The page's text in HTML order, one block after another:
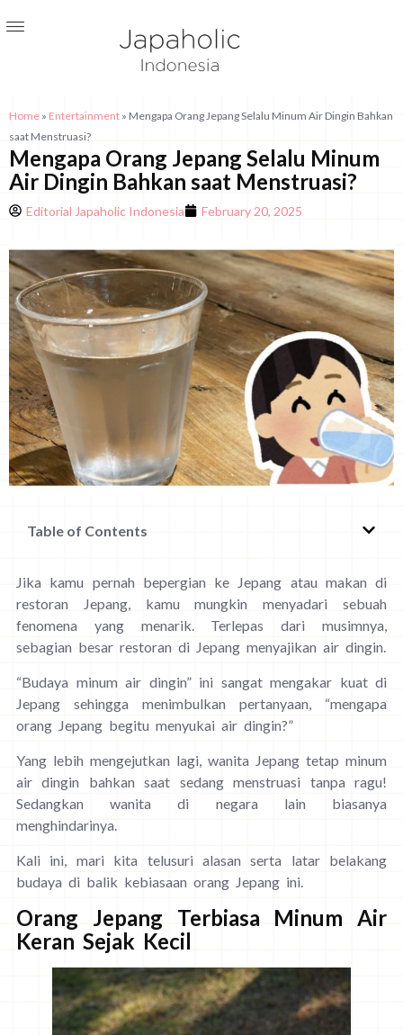
Home » Entertainment » Mengapa Orang Jepang Selalu Minum Air Dingin Bahkan
saat Menstruasi?
Mengapa Orang Jepang Selalu Minum
Air Dingin Bahkan saat Menstruasi?
Editorial Japaholic Indonesia February 20, 2025
Table of Contents
Jika kamu pernah bepergian ke Jepang atau makan di
restoran Jepang, kamu mungkin menyadari sebuah
fenomena yang menarik. Terlepas dari musimnya,
sebagian besar restoran di Jepang menyajikan air dingin.
“Budaya minum air dingin” ini sangat mengakar kuat di
Jepang sehingga menimbulkan pertanyaan, “mengapa
orang Jepang begitu menyukai air dingin?”
Yang lebih mengejutkan lagi, wanita Jepang tetap minum
air dingin bahkan saat sedang menstruasi tanpa ragu!
Sedangkan wanita di negara lain biasanya
menghindarinya.
Kali ini, mari kita telusuri alasan serta latar belakang
budaya di balik kebiasaan orang Jepang ini.
Orang Jepang Terbiasa Minum Air
Keran Sejak Kecil